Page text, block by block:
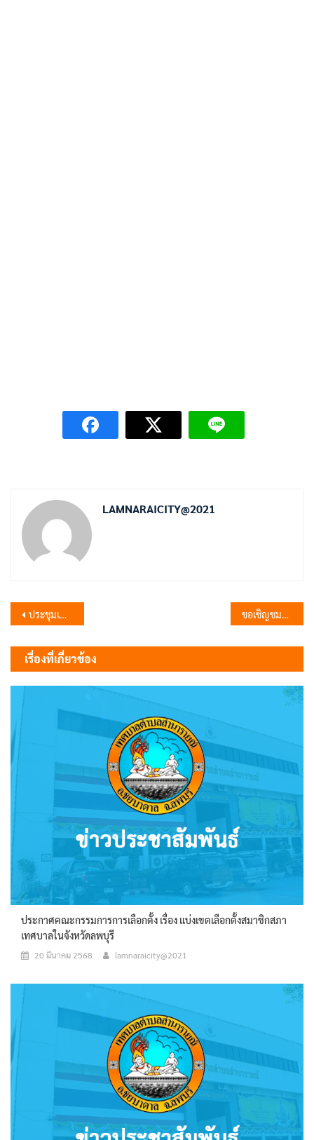
LAMNARAICITY@2021
แนะแนว
เรื่อง
ประชุมเตรียมงาน เดิน-วิ่ง โต้ลมหนาว ขอเชิญชมการแข่งขันกีฬาฟุตบอล 8 คน “เยาวชนลำนารายณ์ คัพ” ครั้งที่ 1 ประจำปี 2566
เรื่องที่เกี่ยวข้อง
ประกาศคณะกรรมการการเลือกตั้ง เรื่อง แบ่งเขตเลือกตั้งสมาชิกสภา
เทศบาลในจังหวัดลพบุรี
20 มีนาคม 2568 lamnaraicity@2021